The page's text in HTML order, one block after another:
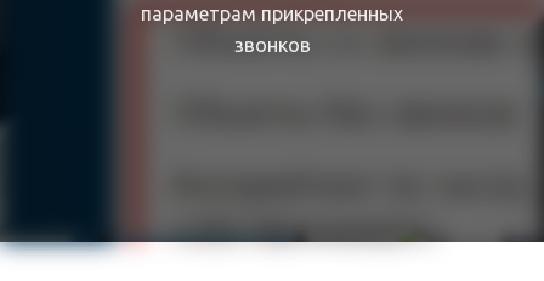
параметрам прикрепленных
звонков